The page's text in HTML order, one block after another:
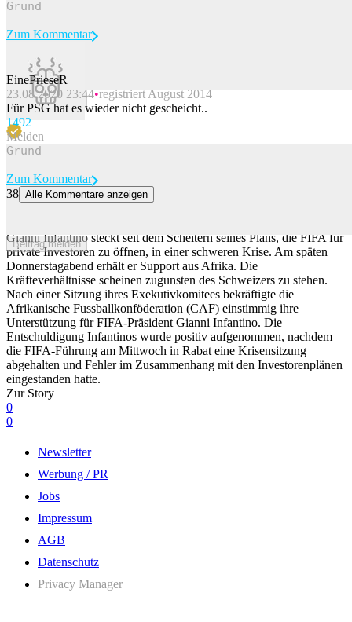
Beitrag melden
Zum Kommentar
EinePrieseR
23.08.2020 23:44 registriert August 2014
Für PSG hat es wieder nicht gescheicht..
1492
Melden
Beitrag melden
Zum Kommentar
38 Alle Kommentare anzeigen
Gianni Infantino steckt seit dem Scheitern seines Plans, die FIFA für
private Investoren zu öffnen, in einer schweren Krise. Am späten
Donnerstagabend erhält er Support aus Afrika. Die
Kräfteverhältnisse scheinen zugunsten des Schweizers zu stehen.
Nach einer Sitzung ihres Exekutivkomitees bekräftigte die
Afrikanische Fussballkonföderation (CAF) einstimmig ihre
Unterstützung für FIFA-Präsident Gianni Infantino. Die
Entschuldigung Infantinos wurde positiv aufgenommen, nachdem
die FIFA-Führung am Mittwoch in Rabat eine Krisensitzung
abgehalten und Fehler im Zusammenhang mit den Investorenplänen
eingestanden hatte.
Zur Story
0
0
Newsletter
Werbung / PR
Jobs
Impressum
AGB
Datenschutz
Privacy Manager